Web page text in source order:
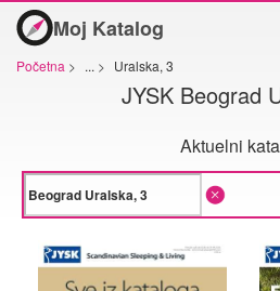
Moj Katalog
Početna > ... > Uralska, 3
JYSK Beograd
Aktuelni